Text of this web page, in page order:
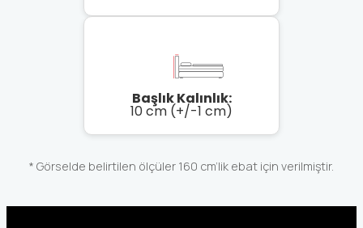
Başlık Kalınlık:
10 cm (+/-1 cm)
* Görselde belirtilen ölçüler 160 cm’lik ebat için verilmiştir.